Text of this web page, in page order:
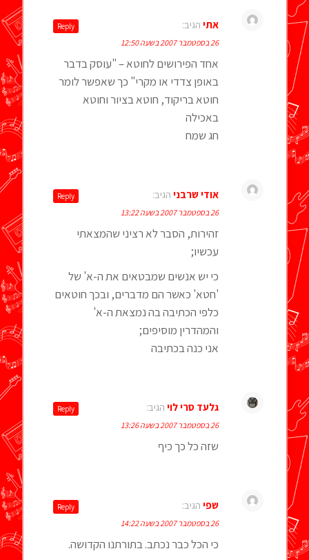
אתי הגיב:
26 בספטמבר 2007 בשעה 12:50
אחד הפירושים לחוטא – "עוסק בדבר
באופן צדדי או מקרי" כך שאפשר לומר
חוטא בריקוד, חוטא בציור וחוטא
באכילה
חג שמח
Reply
אודי שרבני הגיב:
26 בספטמבר 2007 בשעה 13:22
זהירות, הסבר לא רציני שהמצאתי
עכשיו;
כי יש אנשים שמבטאים את ה-א' של
'חטא' כאשר הם מדברים, ובכך חוטאים
כלפי הכתיבה בה נמצאת ה-א'
והמהדרין מוסיפים;
אני כנה בכתיבה
Reply
גלעד סרי לוי הגיב:
26 בספטמבר 2007 בשעה 13:26
שזה כל כך כיף
Reply
שפי הגיב:
26 בספטמבר 2007 בשעה 14:22
כי הכל כבר נכתב. בתורתנו הקדושה.
Reply